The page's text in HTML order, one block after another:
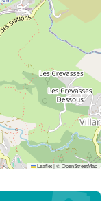
Leaflet|©OpenStreetMap